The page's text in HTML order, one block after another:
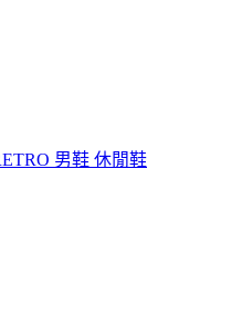
男鞋 休閒鞋